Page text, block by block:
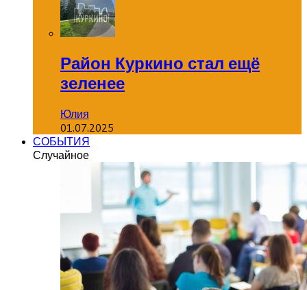
Район Куркино стал ещё
зеленее
Юлия
01.07.2025
СОБЫТИЯ
Случайное